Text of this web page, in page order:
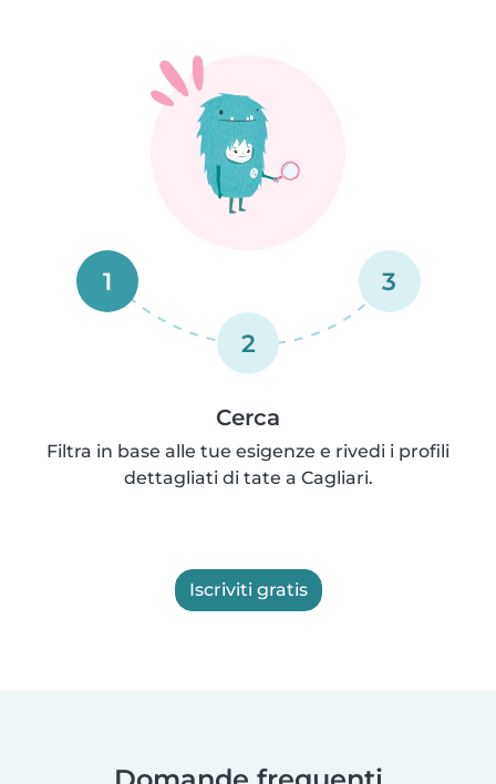
1
2
3
Cerca
Filtra in base alle tue esigenze e rivedi i profili
dettagliati di tate a Cagliari.
Iscriviti gratis